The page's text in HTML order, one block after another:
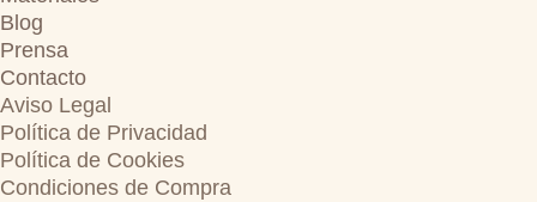
Blog
Prensa
Contacto
Aviso Legal
Política de Privacidad
Política de Cookies
Condiciones de Compra